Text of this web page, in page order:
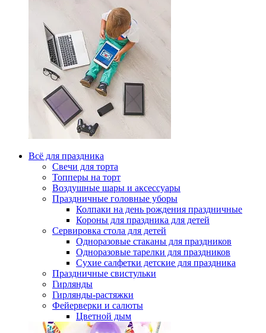
Всё для праздника
Свечи для торта
Топперы на торт
Воздушные шары и аксессуары
Праздничные головные уборы
Колпаки на день рождения праздничные
Короны для праздника для детей
Сервировка стола для детей
Одноразовые стаканы для праздников
Одноразовые тарелки для праздников
Сухие салфетки детские для праздника
Праздничные свистульки
Гирлянды
Гирлянды-растяжки
Фейерверки и салюты
Цветной дым